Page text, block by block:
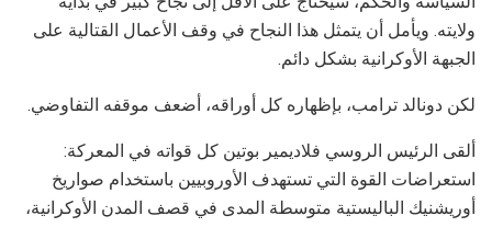
ولايته. ويأمل أن يتمثل هذا النجاح في وقف الأعمال القتالية على
الجبهة الأوكرانية بشكل دائم.
لكن دونالد ترامب، بإظهاره كل أوراقه، أضعف موقفه التفاوضي.
ألقى الرئيس الروسي فلاديمير بوتين كل قواته في المعركة:
استعراضات القوة التي تستهدف الأوروبيين باستخدام صواريخ
أوريشنيك الباليستية متوسطة المدى في قصف المدن الأوكرانية،